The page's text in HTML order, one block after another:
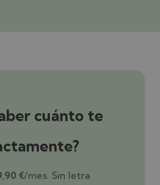
cuánto te
€/mes. Sin letra